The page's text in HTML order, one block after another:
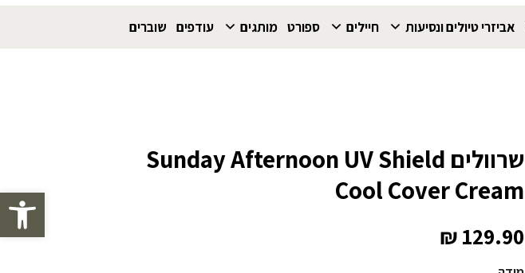
פתח
אביזרי טיולים ונסיעות חיילים ספורט מותגים עודפים שוברים
שרוולים Sunday Afternoon UV Shield
Cool Cover Cream
₪129.90